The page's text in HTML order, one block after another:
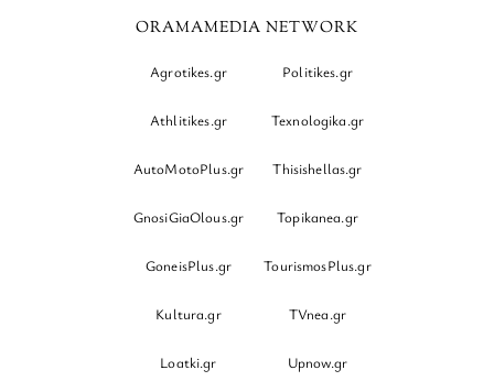
ORAMAMEDIA NETWORK
Agrotikes.gr Politikes.gr
Athlitikes.gr Texnologika.gr
AutoMotoPlus.gr Thisishellas.gr
GnosiGiaOlous.gr Topikanea.gr
GoneisPlus.gr TourismosPlus.gr
Kultura.gr TVnea.gr
Loatki.gr Upnow.gr